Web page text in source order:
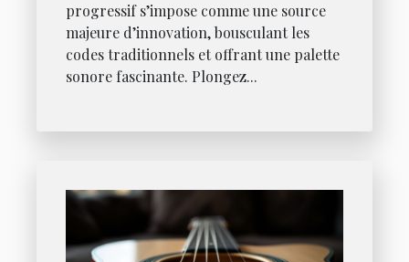
progressif s’impose comme une source
majeure d’innovation, bousculant les
codes traditionnels et offrant une palette
sonore fascinante. Plongez...